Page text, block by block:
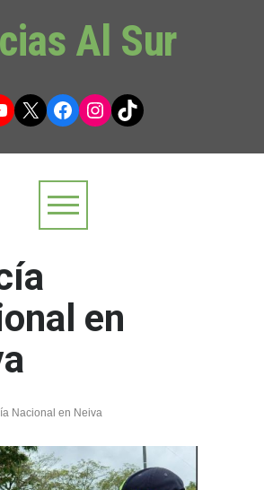
Al Sur
X Facebook
Instagram
TikTok
en
Nacional en Neiva